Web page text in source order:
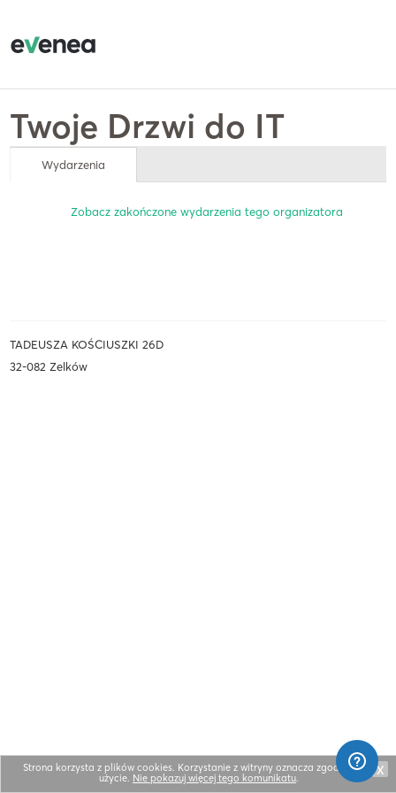
Twoje Drzwi do IT
Wydarzenia
Zobacz zakończone wydarzenia tego organizatora
TADEUSZA KOŚCIUSZKI 26D
32-082 Zelków
Strona korzysta z plików cookies. Korzystanie z witryny oznacza zgodę na ich
użycie. Nie pokazuj więcej tego komunikatu.
X